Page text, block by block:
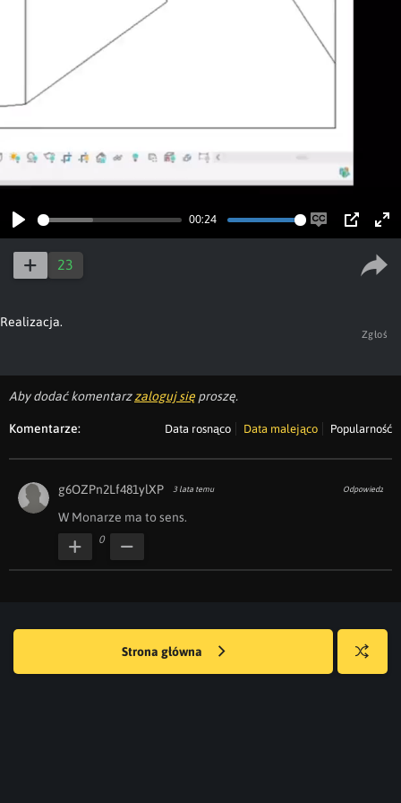
Play
00:24
EnablePIP
23
Realizacja.
Zgłoś
Aby dodać komentarzzaloguj się proszę.
Komentarze: Data rosnąco Data malejąco Popularność
g6OZPn2Lf481ylXP 3 lata temu Odpowiedz
W Monarze ma to sens.
0
Strona główna